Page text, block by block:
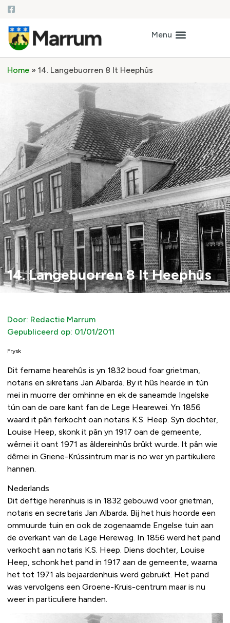
Home » 14. Langebuorren 8 It Heephûs
14. Langebuorren 8 It Heephûs
Door: Redactie Marrum
Gepubliceerd op: 01/01/2011
Frysk
Dit fername hearehûs is yn 1832 boud foar grietman,
notaris en sikretaris Jan Albarda. By it hûs hearde in tún
mei in muorre der omhinne en ek de saneamde Ingelske
tún oan de oare kant fan de Lege Hearewei. Yn 1856
waard it pân ferkocht oan notaris K.S. Heep. Syn dochter,
Louise Heep, skonk it pân yn 1917 oan de gemeente,
wêrnei it oant 1971 as âldereinhûs brûkt wurde. It pân wie
dêrnei in Griene-Krússintrum mar is no wer yn partikuliere
hannen.
Nederlands
Dit deftige herenhuis is in 1832 gebouwd voor grietman,
notaris en secretaris Jan Albarda. Bij het huis hoorde een
ommuurde tuin en ook de zogenaamde Engelse tuin aan
de overkant van de Lage Hereweg. In 1856 werd het pand
verkocht aan notaris K.S. Heep. Diens dochter, Louise
Heep, schonk het pand in 1917 aan de gemeente, waarna
het tot 1971 als bejaardenhuis werd gebruikt. Het pand
was vervolgens een Groene-Kruis-centrum maar is nu
weer in particuliere handen.